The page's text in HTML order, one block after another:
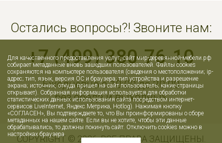
Остались вопросы?! Звоните нам:
+7 (499) 380-76-10
Ежедневно с 10:00 до 20:00
без обеда и выходных
COPYRIGHT © 2026. ВСЕ ПРАВА ЗАЩИЩЕНЫ.
Для качественного предоставления услуг, сайт мир-деревянной-мебели.рф
собирает метаданные вновь зашедших пользователей. Файлы cookies
сохраняются на компьютере пользователя (сведения о местоположении; ip-
адрес; тип, язык, версия ОС и браузера; тип устройства и разрешение
экрана; источник, откуда пришел на сайт пользователь; какие страницы
открывает). Собранная информация используется для обработки
статистических данных использования сайта посредством интернет-
сервисов LiveInternet, Яндекс.Метрика, Hotlog). Нажимая кнопку
«СОГЛАСЕН», Вы подтверждаете то, что Вы проинформированы о сборе
метаданных на нашем сайте. Если вы не хотите, чтобы эти данные
обрабатывались, то должны покинуть сайт. Отключить cookies можно в
настройках браузера